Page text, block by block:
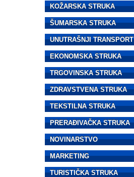
KOŽARSKA STRUKA
ŠUMARSKA STRUKA
UNUTRAŠNJI TRANSPORT
EKONOMSKA STRUKA
TRGOVINSKA STRUKA
ZDRAVSTVENA STRUKA
TEKSTILNA STRUKA
PRERAĐIVAČKA STRUKA
NOVINARSTVO
MARKETING
TURISTIČKA STRUKA